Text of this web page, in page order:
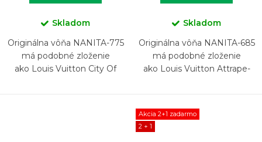
Skladom
Originálna vôňa NANITA-775
má podobné zloženie
ako Louis Vuitton City Of
Skladom
Originálna vôňa NANITA-685
má podobné zloženie
ako Louis Vuitton Attrape-
Akcia 2+1 zadarmo
2 + 1